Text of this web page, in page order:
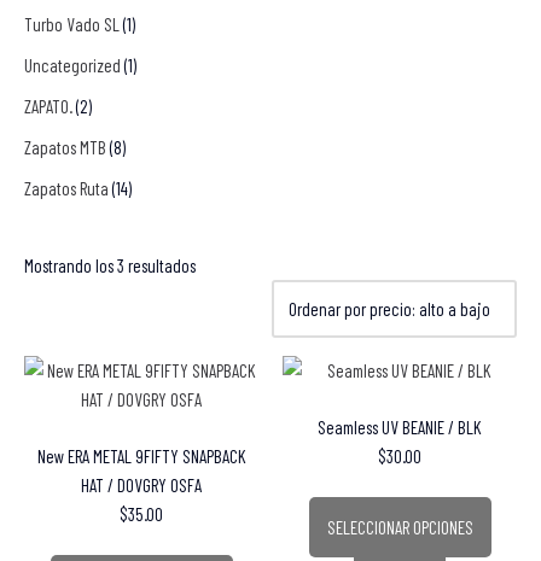
Turbo Vado SL (1)
Uncategorized (1)
ZAPATO.(2)
Zapatos MTB (8)
Zapatos Ruta (14)
Mostrando los 3 resultados
New ERA METAL 9FIFTY SNAPBACK
HAT / DOVGRY OSFA
$35.00
Seamless UV BEANIE / BLK
$30.00
SELECCIONAR OPCIONES